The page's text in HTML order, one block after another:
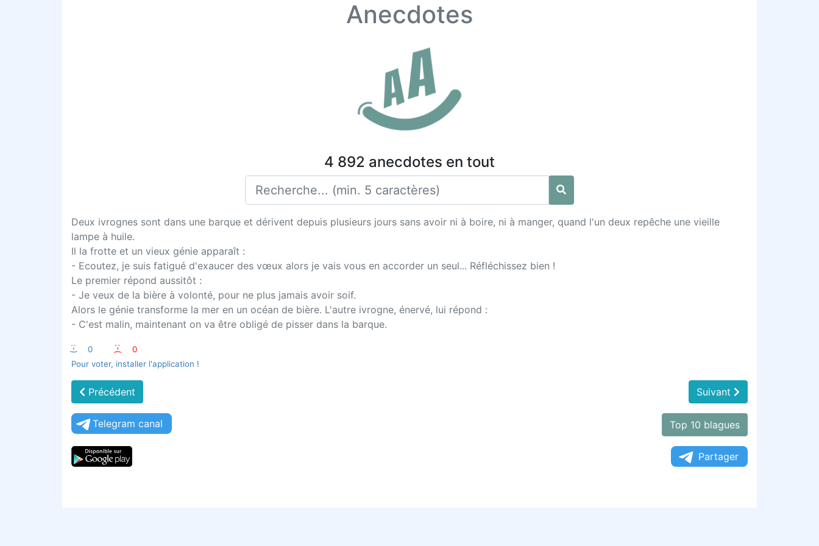
Anecdotes
4 892 anecdotes en tout
Deux ivrognes sont dans une barque et dérivent depuis plusieurs jours sans avoir ni à boire, ni à manger, quand l'un deux repêche une vieille
lampe à huile.
Il la frotte et un vieux génie apparaît :
- Ecoutez, je suis fatigué d'exaucer des vœux alors je vais vous en accorder un seul... Réfléchissez bien !
Le premier répond aussitôt :
- Je veux de la bière à volonté, pour ne plus jamais avoir soif.
Alors le génie transforme la mer en un océan de bière. L'autre ivrogne, énervé, lui répond :
- C'est malin, maintenant on va être obligé de pisser dans la barque.
:-) 0 :-(
0
Pour voter, installer l'application !
Précédent Suivant
Telegram canal Top 10 blagues
Partager